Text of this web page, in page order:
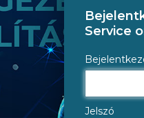
Service
Jelszó